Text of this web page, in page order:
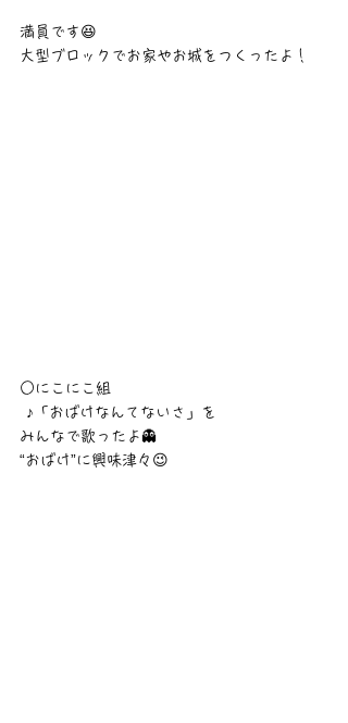
満員です😆
大型ブロックでお家やお城をつくったよ！
○にこにこ組
♪「おばけなんてないさ」を
みんなで歌ったよ👻
“おばけ”に興味津々😉